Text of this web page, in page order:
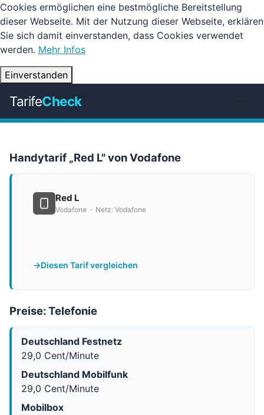
Cookies ermöglichen eine bestmögliche Bereitstellung
dieser Webseite. Mit der Nutzung dieser Webseite, erklären
Sie sich damit einverstanden, dass Cookies verwendet
werden. Mehr Infos
Einverstanden
TarifeCheck
Handytarif „Red L" von Vodafone
Red L
Vodafone · Netz: Vodafone
Diesen Tarif vergleichen
Preise: Telefonie
Deutschland Festnetz
29,0 Cent/Minute
Deutschland Mobilfunk
29,0 Cent/Minute
Mobilbox